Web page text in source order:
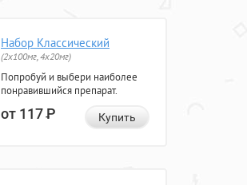
Набор Классический
(2x100мг, 4x20мг)
Попробуй и выбери наиболее
понравившийся препарат.
от 117Р Купить